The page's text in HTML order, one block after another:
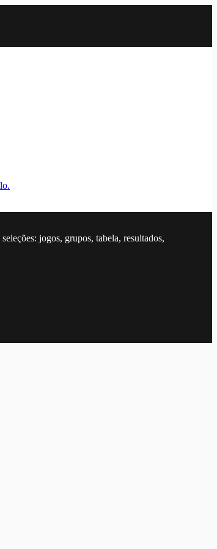
jogos, grupos, tabela, resultados,